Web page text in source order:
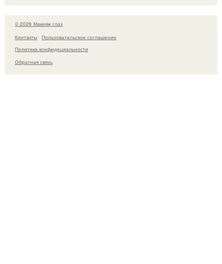
© 2026 Макияж глаз
Контакты
Пользовательское соглашение
Политика конфидециальности
Обратная связь